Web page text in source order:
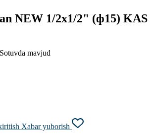
NEW 1/2x1/2" (ф15) KAS
Sotuvda mavjud
Xabar yuborish